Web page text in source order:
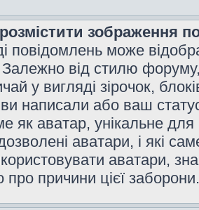
зображення
повідомлень може
Залежно від стилю
у вигляді зірочок,
написали або ваш
як аватар, унікальне
аватари, і які
аватари,
про причини цієї заборони.